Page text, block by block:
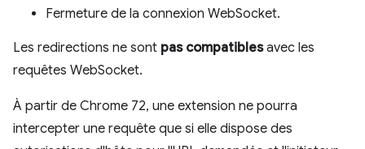
Fermeture de la connexion WebSocket.
Les redirections ne sont pas compatiblesavec les
requêtes WebSocket.
À partir de Chrome 72, une extension ne pourra
intercepter une requête que si elle dispose des